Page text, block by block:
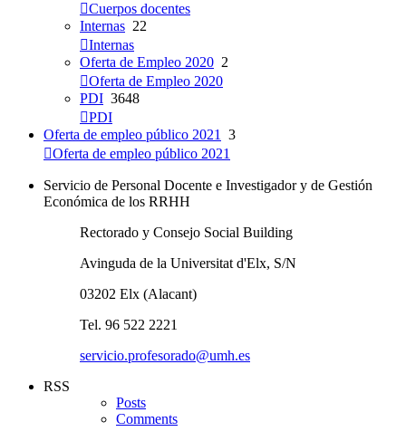
Cuerpos docentes
Internas 22
Internas
Oferta de Empleo 2020 2
Oferta de Empleo 2020
PDI 3648
PDI
Oferta de empleo público 2021
3
Oferta de empleo público 2021
Servicio de Personal Docente e Investigador y de Gestión
Económica de los RRHH
Rectorado y Consejo Social Building
Avinguda de la Universitat d'Elx, S/N
03202 Elx (Alacant)
Tel. 96 522 2221
servicio.profesorado@umh.es
RSS
Posts
Comments